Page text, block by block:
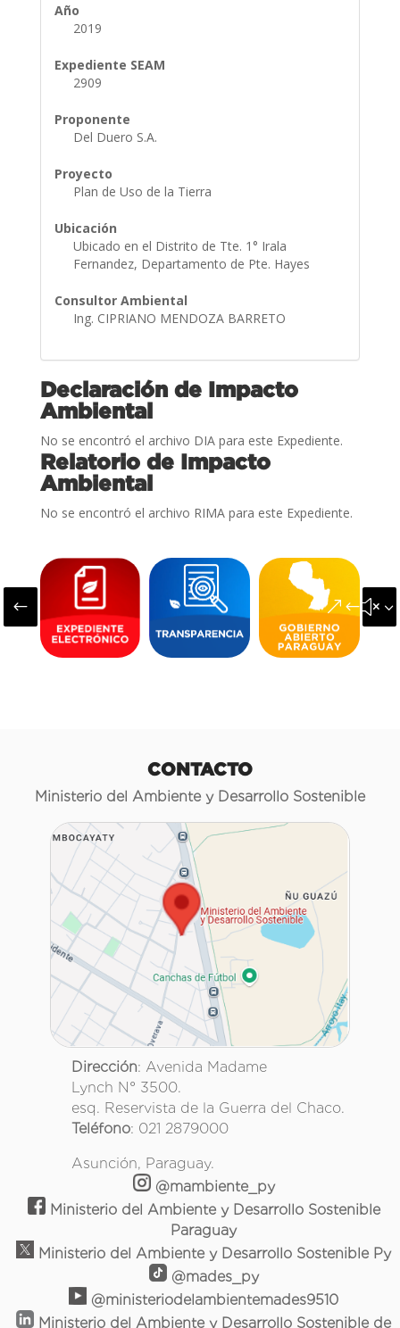
Año
2019
Expediente SEAM
2909
Proponente
Del Duero S.A.
Proyecto
Plan de Uso de la Tierra
Ubicación
Ubicado en el Distrito de Tte. 1° Irala
Fernandez, Departamento de Pte. Hayes
Consultor Ambiental
Ing. CIPRIANO MENDOZA BARRETO
Declaración de Impacto
Ambiental
No se encontró el archivo DIA para este Expediente.
Relatorio de Impacto
Ambiental
No se encontró el archivo RIMA para este Expediente.
#
CONTACTO
Ministerio del Ambiente y Desarrollo Sostenible
Dirección: Avenida Madame
Lynch N° 3500.
esq. Reservista de la Guerra del Chaco.
Teléfono: 021 2879000
Asunción, Paraguay.
@mambiente_py
Ministerio del Ambiente y Desarrollo Sostenible
Paraguay
Ministerio del Ambiente y Desarrollo Sostenible Py
@mades_py
@ministeriodelambientemades9510
Ministerio del Ambiente y Desarrollo Sostenible de